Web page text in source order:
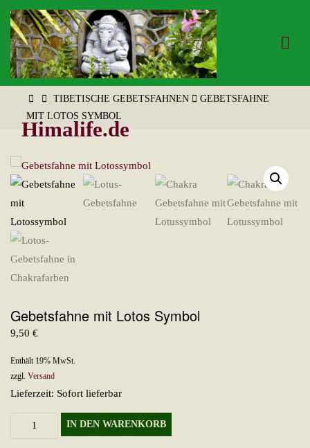
Zum
Inhalt
springen
Himalife.de
START
TIBETISCHE GEBETSFAHNEN
GEBETSFAHNE
MIT LOTOS SYMBOL
Gebetsfahne mit Lotos Symbol
9,50€
Enthält 19% MwSt.
zzgl.Versand
Lieferzeit: Sofort lieferbar
Gebetsfahne
IN DEN WARENKORB